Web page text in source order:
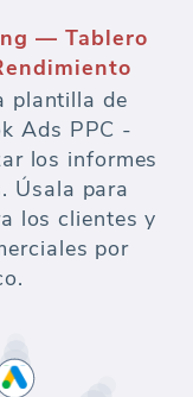
— Tablero
plantilla de
Ads PPC -
los informes
Úsala para
los clientes y
por